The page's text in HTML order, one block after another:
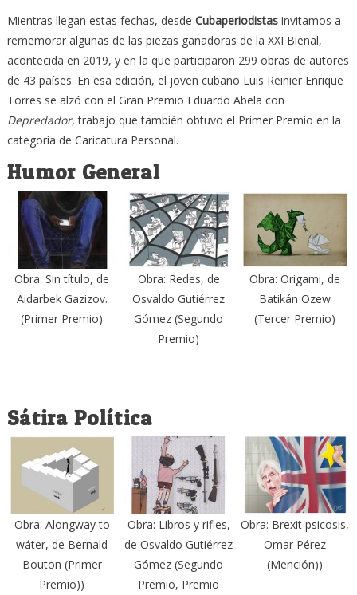
Mientras llegan estas fechas, desde Cubaperiodistasinvitamos a
rememorar algunas de las piezas ganadoras de la XXI Bienal,
acontecida en 2019, y en la que participaron 299 obras de autores
de 43 países. En esa edición, el joven cubano Luis Reinier Enrique
Torres se alzó con el Gran Premio Eduardo Abela con
Depredador, trabajo que también obtuvo el Primer Premio en la
categoría de Caricatura Personal.
Humor General
Obra: Sin título, de
Aidarbek Gazizov.
(Primer Premio)
Obra: Redes, de
Osvaldo Gutiérrez
Gómez (Segundo
Premio)
Obra: Origami, de
Batikán Ozew
(Tercer Premio)
Sátira Política
Obra: Alongway to
wáter, de Bernald
Bouton (Primer
Premio))
Obra: Libros y rifles,
de Osvaldo Gutiérrez
Gómez (Segundo
Premio, Premio
Obra: Brexit psicosis,
Omar Pérez
(Mención))